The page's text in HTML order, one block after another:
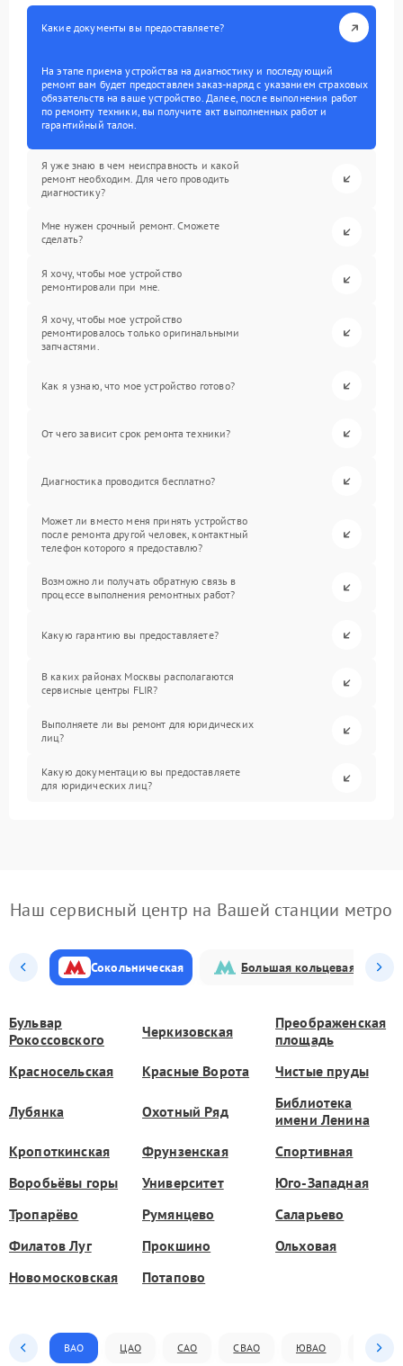
Какие документы вы предоставляете?
На этапе приема устройства на диагностику и последующий
ремонт вам будет предоставлен заказ-наряд с указанием страховых
обязательств на ваше устройство. Далее, после выполнения работ
по ремонту техники, вы получите акт выполненных работ и
гарантийный талон.
Я уже знаю в чем неисправность и какой
ремонт необходим. Для чего проводить
диагностику?
Мне нужен срочный ремонт. Сможете
сделать?
Я хочу, чтобы мое устройство
ремонтировали при мне.
Я хочу, чтобы мое устройство
ремонтировалось только оригинальными
запчастями.
Как я узнаю, что мое устройство готово?
От чего зависит срок ремонта техники?
Диагностика проводится бесплатно?
Может ли вместо меня принять устройство
после ремонта другой человек, контактный
телефон которого я предоставлю?
Возможно ли получать обратную связь в
процессе выполнения ремонтных работ?
Какую гарантию вы предоставляете?
В каких районах Москвы располагаются
сервисные центры FLIR?
Выполняете ли вы ремонт для юридических
лиц?
Какую документацию вы предоставляете
для юридических лиц?
Наш сервисный центр на Вашей станции метро
Сокольническая Большая кольцевая
Бульвар
Рокоссовского
Черкизовская
Преображенская
площадь
Красносельская
Красные Ворота Чистые пруды
Лубянка Охотный Ряд
Библиотека
имени Ленина
Кропоткинская
Фрунзенская
Спортивная
Воробьёвы горы
Университет
Юго-Западная
Тропарёво
Румянцево
Саларьево
Филатов Луг
Прокшино
Ольховая
Новомосковская
Потапово
ВАО ЦАО САО СВАО ЮВАО ЮАО